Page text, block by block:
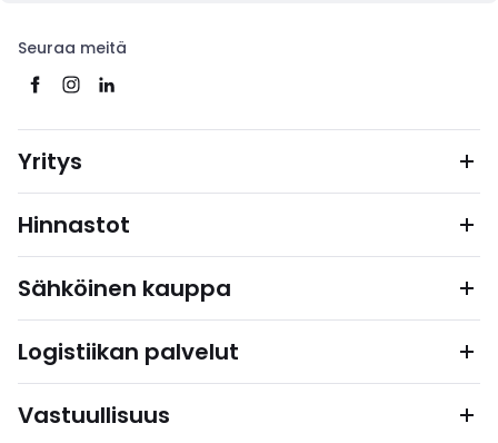
Seuraa meitä
Yritys
Hinnastot
Sähköinen kauppa
Logistiikan palvelut
Vastuullisuus